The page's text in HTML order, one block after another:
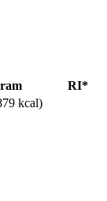
RI*
kcal)